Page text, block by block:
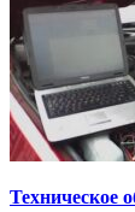
Техническое